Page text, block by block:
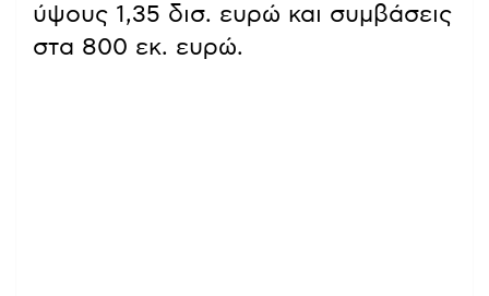
ύψους 1,35 δισ. ευρώ και συμβάσεις
στα 800 εκ. ευρώ.